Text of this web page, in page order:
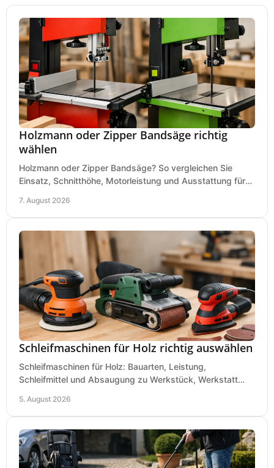
Holzmann oder Zipper Bandsäge richtig
wählen
Holzmann oder Zipper Bandsäge? So vergleichen Sie
Einsatz, Schnitthöhe, Motorleistung und Ausstattung für
7. August 2026
Schleifmaschinen für Holz richtig auswählen
Schleifmaschinen für Holz: Bauarten, Leistung,
Schleifmittel und Absaugung zu Werkstück, Werkstatt
5. August 2026